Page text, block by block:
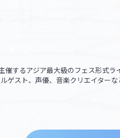
するアジア最大級のフェス形式
ゲスト、声優、音楽クリエイタ